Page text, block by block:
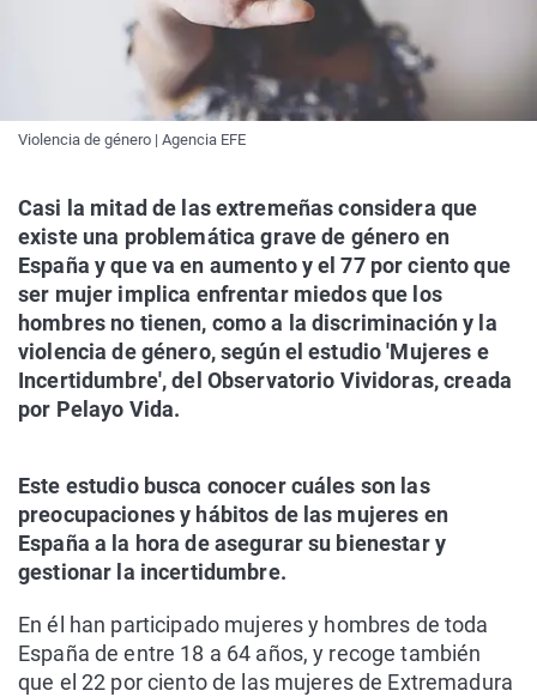
Violencia de género | Agencia EFE
Casi la mitad de las extremeñas considera que
existe una problemática grave de género en
España y que va en aumento y el 77 por ciento que
ser mujer implica enfrentar miedos que los
hombres no tienen, como a la discriminación y la
violencia de género, según el estudio 'Mujeres e
Incertidumbre', del Observatorio Vividoras, creada
por Pelayo Vida.
Este estudio busca conocer cuáles son las
preocupaciones y hábitos de las mujeres en
España a la hora de asegurar su bienestar y
gestionar la incertidumbre.
En él han participado mujeres y hombres de toda
España de entre 18 a 64 años, y recoge también
que el 22 por ciento de las mujeres de Extremadura